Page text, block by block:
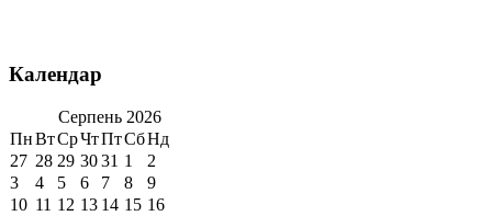
Календар
Серпень 2026
ПнВтСрЧтПтСбНд
27 28 29 3031 1
2
3
4 5 6 7 8
9
10 11 12 13 14 15 16